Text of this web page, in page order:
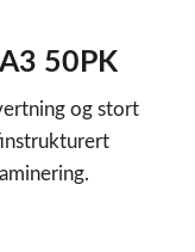
50PK
og stort